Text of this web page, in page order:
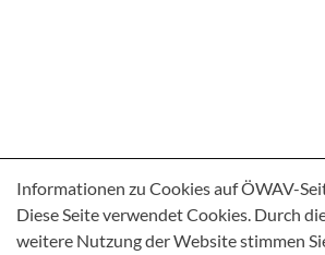
Informationen zu Cookies auf ÖWAV-
Diese Seite verwendet Cookies. Durch
weitere Nutzung der Website stimmen